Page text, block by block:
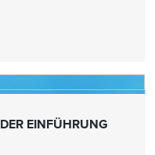
EINFÜHRUNG